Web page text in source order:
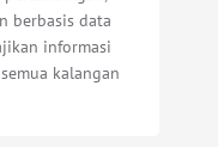
berbasis data
informasi
kalangan